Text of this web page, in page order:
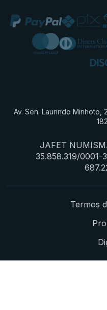
Av. Sen. Laurindo Minhoto,
JAFET
35.858.319/0001-
Termos